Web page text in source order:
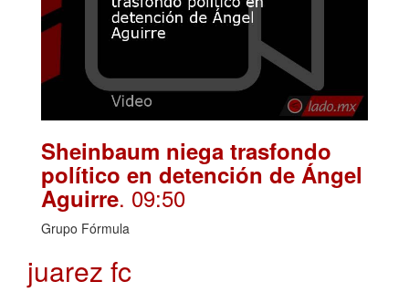
Sheinbaum niega trasfondo
político en detención de Ángel
Aguirre. 09:50
Grupo Fórmula
juarez fc